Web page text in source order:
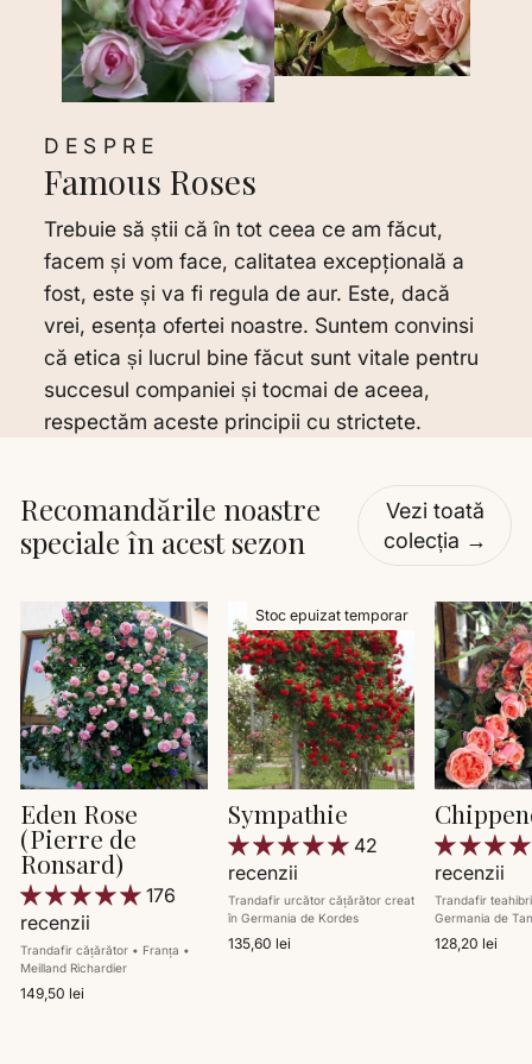
DESPRE
Famous Roses
Trebuie să știi că în tot ceea ce am făcut,
facem și vom face, calitatea excepţională a
fost, este și va fi regula de aur. Este, dacă
vrei, esenţa ofertei noastre. Suntem convinsi
că etica și lucrul bine făcut sunt vitale pentru
succesul companiei și tocmai de aceea,
respectăm aceste principii cu strictete.
Recomandările noastre
speciale în acest sezon
Vezi toată
colecția →
Eden Rose
(Pierre de
Ronsard)
176
recenzii
Trandafir cățărător • Franța •
Meilland Richardier
149,50 lei
Stoc epuizat temporar
Sympathie
42
recenzii
Trandafir urcător cățărător creat
în Germania de Kordes
135,60 lei
recenzii
Trandafir
Germania de
128,20 lei